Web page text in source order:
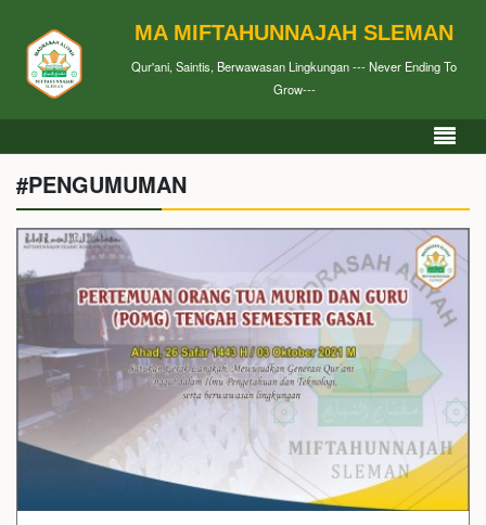
MA MIFTAHUNNAJAH SLEMAN
Qur'ani, Saintis, Berwawasan Lingkungan --- Never Ending To
Grow---
#PENGUMUMAN